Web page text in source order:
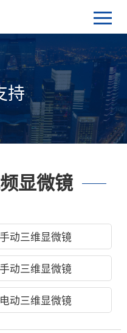
持
显微镜
动三维显微镜
动三维显微镜
动三维显微镜